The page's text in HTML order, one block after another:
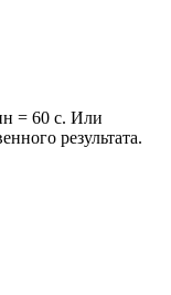
= 60 с. Или
результата.